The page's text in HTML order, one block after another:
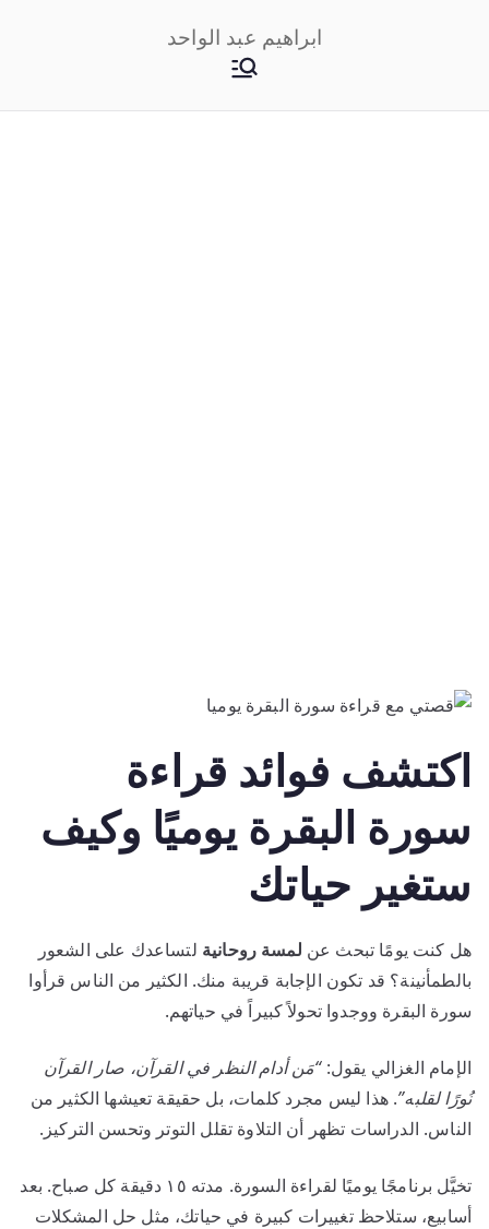
ابراهيم عبد الواحد
اكتشف فوائد قراءة
سورة البقرة يوميًا وكيف
ستغير حياتك
هل كنت يومًا تبحث عن لمسة روحانية لتساعدك على الشعور
بالطمأنينة؟ قد تكون الإجابة قريبة منك. الكثير من الناس قرأوا
سورة البقرة ووجدوا تحولاً كبيراً في حياتهم.
الإمام الغزالي يقول:“مَن أدام النظر في القرآن، صار القرآن
نُورًا لقلبه”. هذا ليس مجرد كلمات، بل حقيقة تعيشها الكثير من
الناس. الدراسات تظهر أن التلاوة تقلل التوتر وتحسن التركيز.
تخيَّل برنامجًا يوميًا لقراءة السورة. مدته ١٥ دقيقة كل صباح. بعد
أسابيع، ستلاحظ تغييرات كبيرة في حياتك، مثل حل المشكلات